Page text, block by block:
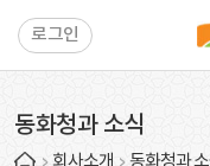
로그인
동화청과 소식
회사소개 동화청과